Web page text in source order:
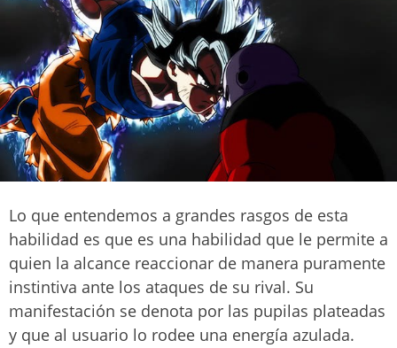
Lo que entendemos a grandes rasgos de esta
habilidad es que es una habilidad que le permite a
quien la alcance reaccionar de manera puramente
instintiva ante los ataques de su rival. Su
manifestación se denota por las pupilas plateadas
y que al usuario lo rodee una energía azulada.